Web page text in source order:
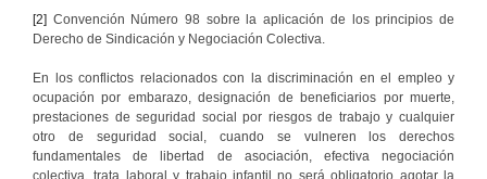
[2] Convención Número 98 sobre la aplicación de los principios de
Derecho de Sindicación y Negociación Colectiva.
En los conflictos relacionados con la discriminación en el empleo y
ocupación por embarazo, designación de beneficiarios por muerte,
prestaciones de seguridad social por riesgos de trabajo y cualquier
otro de seguridad social, cuando se vulneren los derechos
fundamentales de libertad de asociación, efectiva negociación
colectiva, trata laboral y trabajo infantil no será obligatorio agotar la